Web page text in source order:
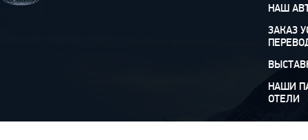
НАШ
ЗАКАЗ
НАШИ
ОТЕЛИ